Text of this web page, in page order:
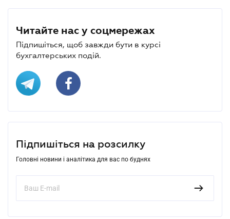
Читайте нас у соцмережах
Підпишіться, щоб завжди бути в курсі
бухгалтерських подій.
Підпишіться на розсилку
Головні новини і аналітика для вас по буднях